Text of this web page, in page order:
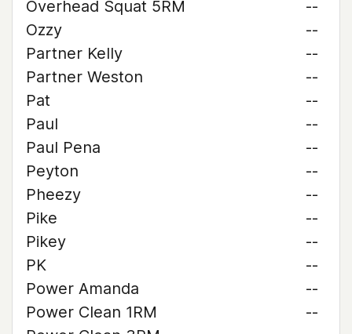
Overhead Squat 5RM
--
Ozzy
--
Partner Kelly
--
Partner Weston
--
Pat
--
Paul
--
Paul Pena
--
Peyton
--
Pheezy
--
Pike
--
Pikey
--
PK
--
Power Amanda
--
Power Clean 1RM
--